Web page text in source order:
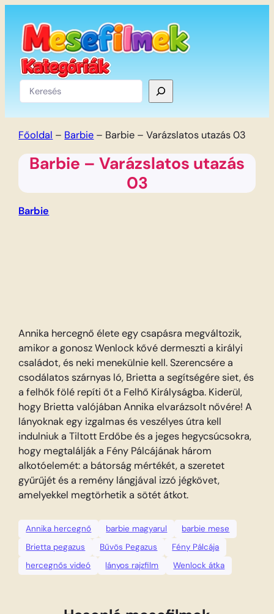
tartalomhoz
Keresés
Főoldal – Barbie – Barbie – Varázslatos utazás 03
Barbie – Varázslatos utazás
03
Barbie
Annika hercegnő élete egy csapásra megváltozik,
amikor a gonosz Wenlock kővé dermeszti a királyi
családot, és neki menekülnie kell. Szerencsére a
csodálatos szárnyas ló, Brietta a segítségére siet, és
a felhők fölé repíti őt a Felhő Királyságba. Kiderül,
hogy Brietta valójában Annika elvarázsolt nővére! A
lányoknak egy izgalmas és veszélyes útra kell
indulniuk a Tiltott Erdőbe és a jeges hegycsúcsokra,
hogy megtalálják a Fény Pálcájának három
alkotóelemét: a bátorság mértékét, a szeretet
gyűrűjét és a remény lángjával izzó jégkövet,
amelyekkel megtörhetik a sötét átkot.
Annika hercegnő barbie magyarul
barbie mese
Brietta pegazus
Bűvös Pegazus
Fény Pálcája
hercegnős videó
lányos rajzfilm Wenlock átka